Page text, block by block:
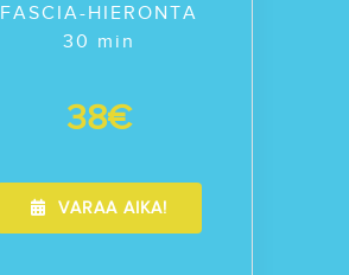
FASCIA-HIERONTA
30 min
38€
VARAA AIKA!